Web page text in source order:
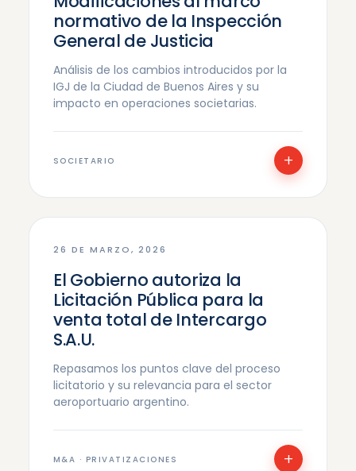
normativo de la Inspección
General de Justicia
Análisis de los cambios introducidos por la
IGJ de la Ciudad de Buenos Aires y su
impacto en operaciones societarias.
SOCIETARIO +
26 DE MARZO, 2026
El Gobierno autoriza la
Licitación Pública para la
venta total de Intercargo
S.A.U.
Repasamos los puntos clave del proceso
licitatorio y su relevancia para el sector
aeroportuario argentino.
M&A · PRIVATIZACIONES +